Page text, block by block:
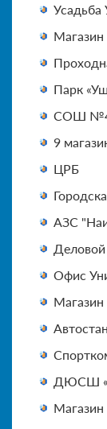
Парк
СОШ
9
ЦРБ
АЗС
Офис
Магазин
ДЮСШ
Магазин